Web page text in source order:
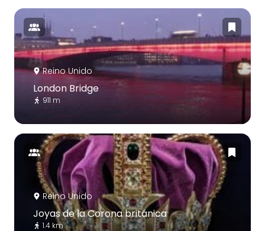
Reino Unido
London Bridge
911 m
Reino Unido
Joyas de la Corona británica
1.4 km